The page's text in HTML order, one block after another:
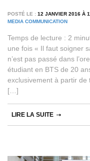
POSTÉ LE : 12 JANVIER 2016 À
MEDIA COMMUNICATION
Temps de lecture : 2
une fois « Il faut soigner
n’est pas passé dans
étudiant en BTS de 20
exclusivement à partir de
[…]
LIRE LA SUITE